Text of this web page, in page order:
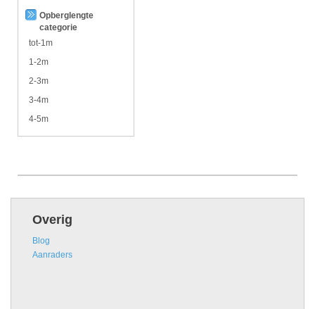
Opberglengte
categorie
tot-1m
1-2m
2-3m
3-4m
4-5m
Overig
Blog
Aanraders